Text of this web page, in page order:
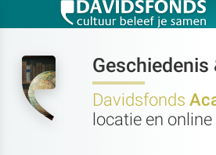
Geschiedenis
Davidsfonds
locatie en online